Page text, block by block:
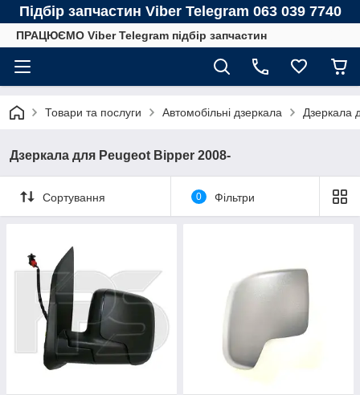
Підбір запчастин Viber Telegram 063 039 7740
ПРАЦЮЄМО Viber Telegram підбір запчастин
Товари та послуги Автомобільні дзеркала Дзеркала
Дзеркала для Peugeot Bipper 2008-
Сортування 0 Фільтри